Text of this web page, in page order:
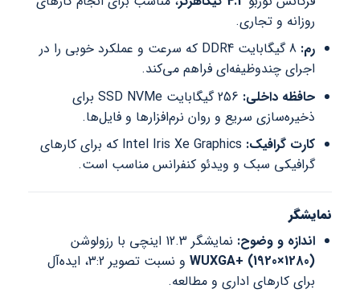
روزانه و تجاری.
رم:
8 گیگابایت DDR4 که سرعت و عملکرد خوبی را در
اجرای چندوظیفه‌ای فراهم می‌کند.
حافظه داخلی:
256 گیگابایت SSD NVMe برای
ذخیره‌سازی سریع و روان نرم‌افزارها و فایل‌ها.
کارت گرافیک:
Intel Iris Xe Graphics که برای کارهای
گرافیکی سبک و ویدئو کنفرانس مناسب است.
نمایشگر
اندازه و وضوح: نمایشگر 12.3 اینچی با رزولوشن
WUXGA+ (1920×1280)
و نسبت تصویر 3:2، ایده‌آل
برای کارهای اداری و مطالعه.